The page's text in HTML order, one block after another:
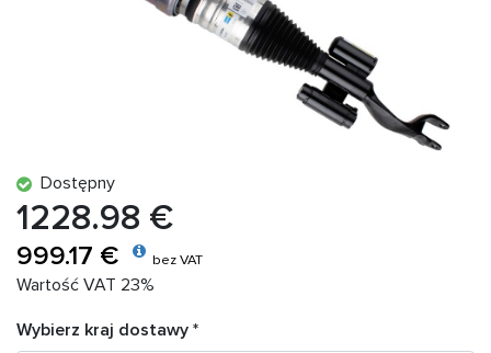
Dostępny
1228.98 €
999.17 € bez VAT
Wartość VAT 23%
Wybierz kraj dostawy *